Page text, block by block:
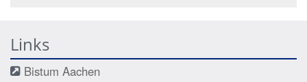
Links
Bistum Aachen